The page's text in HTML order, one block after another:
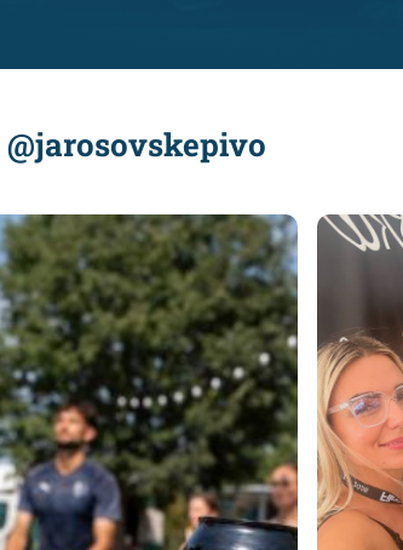
@jarosovskepivo